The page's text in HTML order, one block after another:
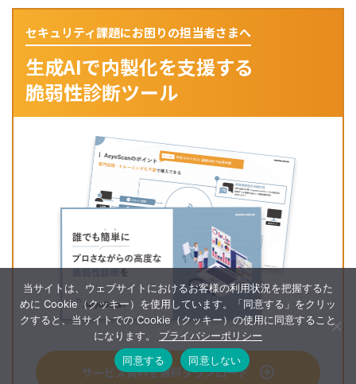
セキュリティ課題にお困りの担当者さまへ
生成AIで内製化を支援する
脆弱性診断ツール
サービス資料を無料ダウンロード
当サイトは、ウェブサイトにおけるお客様の利用状況を把握するた
めに Cookie（クッキー）を使用しています。「同意する」をクリッ
クすると、当サイトでの Cookie（クッキー）の使用に同意すること
になります。 プライバシーポリシー
同意する
同意しない